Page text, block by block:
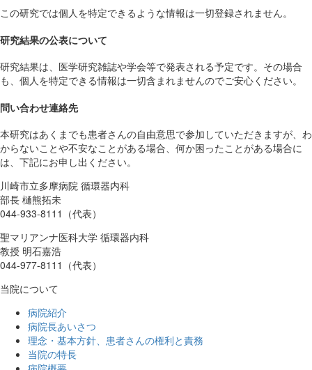
この研究では個人を特定できるような情報は一切登録されません。
研究結果の公表について
研究結果は、医学研究雑誌や学会等で発表される予定です。その場合
も、個人を特定できる情報は一切含まれませんのでご安心ください。
問い合わせ連絡先
本研究はあくまでも患者さんの自由意思で参加していただきますが、わ
からないことや不安なことがある場合、何か困ったことがある場合に
は、下記にお申し出ください。
川崎市立多摩病院 循環器内科
部長 樋熊拓未
044-933-8111（代表）
聖マリアンナ医科大学 循環器内科
教授 明石嘉浩
044-977-8111（代表）
当院について
病院紹介
病院長あいさつ
理念・基本方針、患者さんの権利と責務
当院の特長